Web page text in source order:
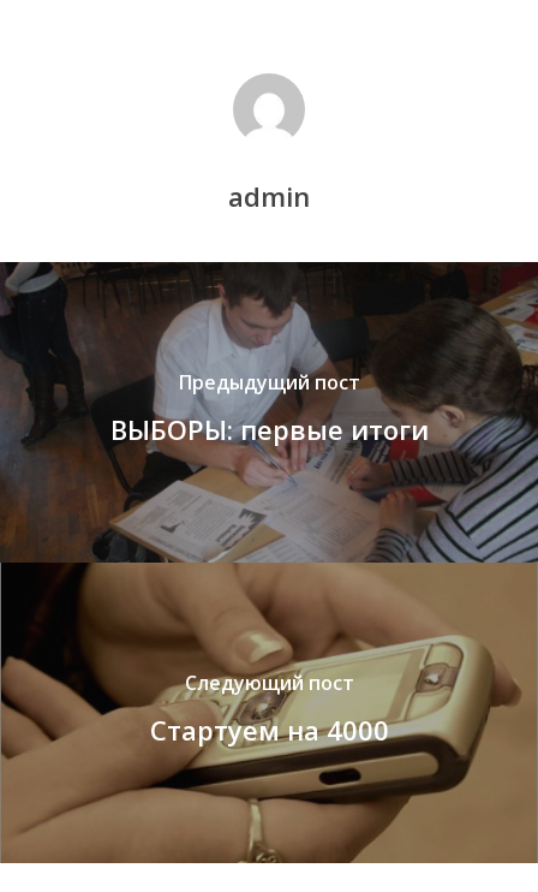
admin
Предыдущий пост
ВЫБОРЫ: первые итоги
Следующий пост
Стартуем на 4000